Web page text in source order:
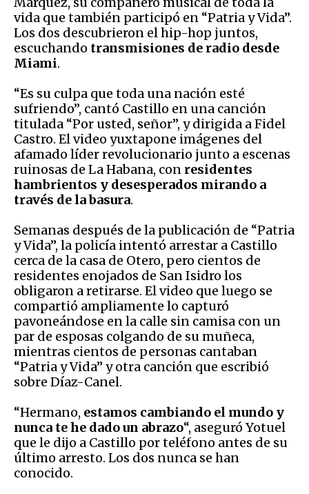
vida que también participó en “Patria y Vida”.
Los dos descubrieron el hip-hop juntos,
escuchando transmisiones de radio desde
Miami.
“Es su culpa que toda una nación esté
sufriendo”, cantó Castillo en una canción
titulada “Por usted, señor”, y dirigida a Fidel
Castro. El video yuxtapone imágenes del
afamado líder revolucionario junto a escenas
ruinosas de La Habana, con residentes
hambrientos y desesperados mirando a
través de la basura.
Semanas después de la publicación de “Patria
y Vida”, la policía intentó arrestar a Castillo
cerca de la casa de Otero, pero cientos de
residentes enojados de San Isidro los
obligaron a retirarse. El video que luego se
compartió ampliamente lo capturó
pavoneándose en la calle sin camisa con un
par de esposas colgando de su muñeca,
mientras cientos de personas cantaban
“Patria y Vida” y otra canción que escribió
sobre Díaz-Canel.
“Hermano, estamos cambiando el mundo y
nunca te he dado un abrazo“, aseguró Yotuel
que le dijo a Castillo por teléfono antes de su
último arresto. Los dos nunca se han
conocido.